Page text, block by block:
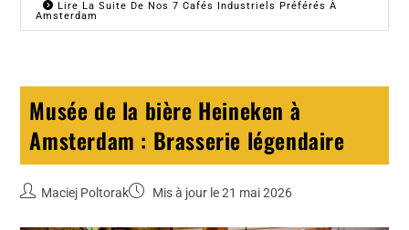
Lire La Suite De Nos 7 Cafés Industriels Préférés À
Amsterdam
Musée de la bière Heineken à
Amsterdam : Brasserie légendaire
Maciej Poltorak Mis à jour le 21 mai 2026